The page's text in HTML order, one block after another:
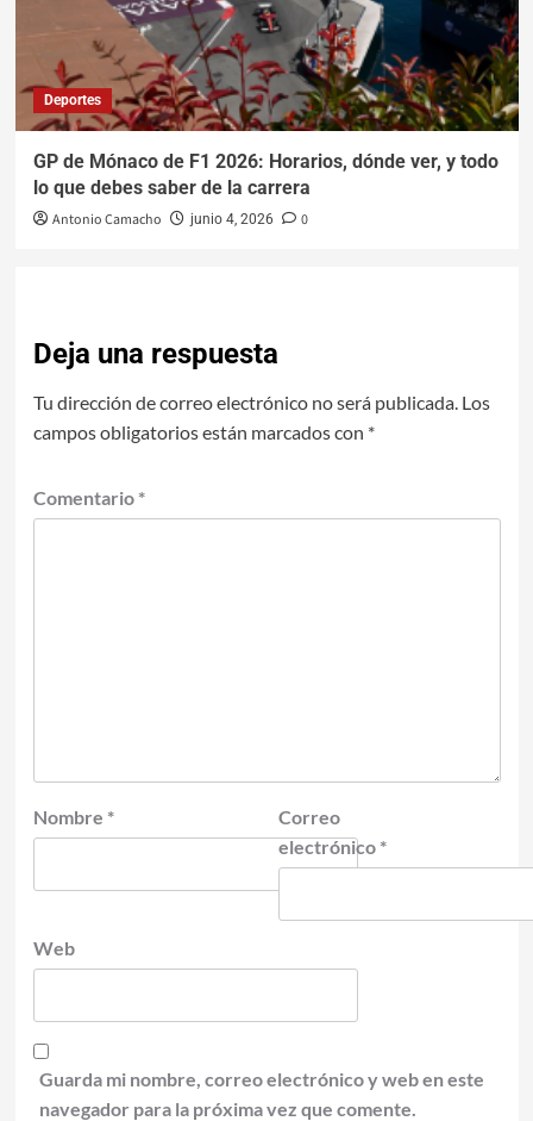
Deportes
GP de Mónaco de F1 2026: Horarios, dónde ver, y todo
lo que debes saber de la carrera
Antonio Camacho junio 4, 2026 0
Deja una respuesta
Tu dirección de correo electrónico no será publicada. Los
campos obligatorios están marcados con *
Comentario *
Nombre *
Correo
electrónico *
Web
Guarda mi nombre, correo electrónico y web en este
navegador para la próxima vez que comente.